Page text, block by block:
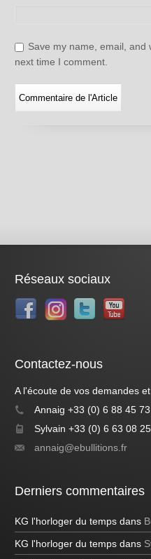
Save my name, email, and
next time I comment.
Réseaux sociaux
Contactez-nous
A l'écoute de vos demandes
Annaig +33 (0) 6 88 45
Sylvain +33 (0) 6 63 08
annaig@ebullitions.fr
Derniers commentaires
KG l'horloger du temps dans
KG l'horloger du temps dans